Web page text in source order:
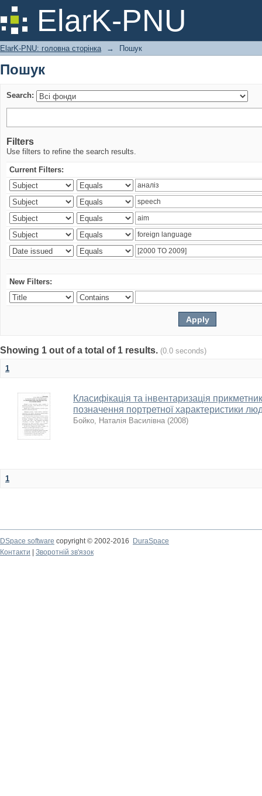
ElarK-PNU
Пошук
ElarK-PNU: головна сторінка → Пошук
Пошук
Search:
Filters
Use filters to refine the search results.
Current Filters:
New Filters:
Showing 1 out of a total of 1 results. (0.0 seconds)
1
Класифікація та інвентаризація
позначення портретної характеристики
Бойко, Наталія Василівна (2008)
1
DSpace software copyright © 2002-2016
DuraSpace
Контакти
Зворотній зв'язок